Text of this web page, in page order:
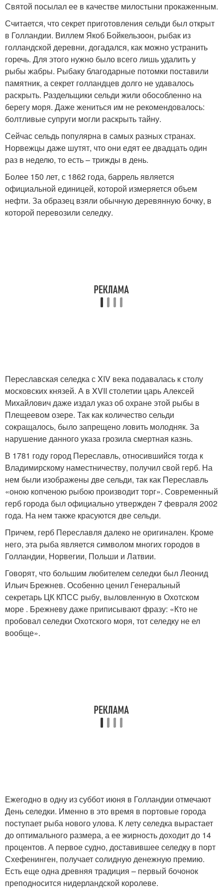
Святой посылал ее в качестве милостыни прокаженным.
Считается, что секрет приготовления сельди был открыт
в Голландии. Виллем Якоб Бойкельзоон, рыбак из
голландской деревни, догадался, как можно устранить
горечь. Для этого нужно было всего лишь удалить у
рыбы жабры. Рыбаку благодарные потомки поставили
памятник, а секрет голландцев долго не удавалось
раскрыть. Раздельщики сельди жили обособленно на
берегу моря. Даже жениться им не рекомендовалось:
болтливые супруги могли раскрыть тайну.
Сейчас сельдь популярна в самых разных странах.
Норвежцы даже шутят, что они едят ее двадцать один
раз в неделю, то есть – трижды в день.
Более 150 лет, с 1862 года, баррель является
официальной единицей, которой измеряется объем
нефти. За образец взяли обычную деревянную бочку, в
которой перевозили селедку.
Переславская селедка с XIV века подавалась к столу
московских князей. А в XVII столетии царь Алексей
Михайлович даже издал указ об охране этой рыбы в
Плещеевом озере. Так как количество сельди
сокращалось, было запрещено ловить молодняк. За
нарушение данного указа грозила смертная казнь.
В 1781 году город Переславль, относившийся тогда к
Владимирскому наместничеству, получил свой герб. На
нем были изображены две сельди, так как Переславль
«оною копченою рыбою производит торг». Современный
герб города был официально утвержден 7 февраля 2002
года. На нем также красуются две сельди.
Причем, герб Переславля далеко не оригинален. Кроме
него, эта рыба является символом многих городов в
Голландии, Норвегии, Польши и Латвии.
Говорят, что большим любителем селедки был Леонид
Ильич Брежнев. Особенно ценил Генеральный
секретарь ЦК КПСС рыбу, выловленную в Охотском
море . Брежневу даже приписывают фразу: «Кто не
пробовал селедки Охотского моря, тот селедку не ел
вообще».
Ежегодно в одну из суббот июня в Голландии отмечают
День селедки. Именно в это время в портовые города
поступает рыба нового улова. К лету селедка вырастает
до оптимального размера, а ее жирность доходит до 14
процентов. А первое судно, доставившее селедку в порт
Схефенинген, получает солидную денежную премию.
Есть еще одна древняя традиция – первый бочонок
преподносится нидерландской королеве.